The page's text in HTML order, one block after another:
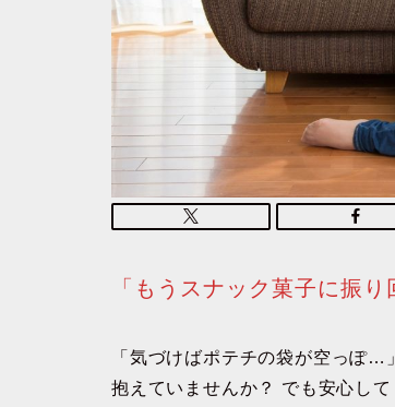
「もうスナック菓子に振
「気づけばポテチの袋が空っぽ
抱えていませんか？ でも安心して